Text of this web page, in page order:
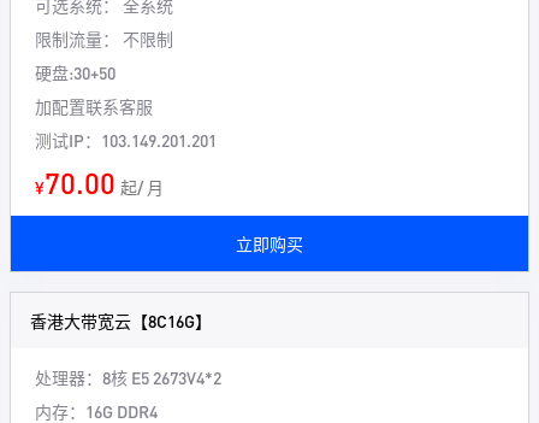
可选系统： 全系统
限制流量： 不限制
硬盘:30+50
加配置联系客服
测试IP：103.149.201.201
¥70.00 起/ 月
立即购买
香港大带宽云【8C16G】
处理器：8核 E5 2673V4*2
内存：16G DDR4